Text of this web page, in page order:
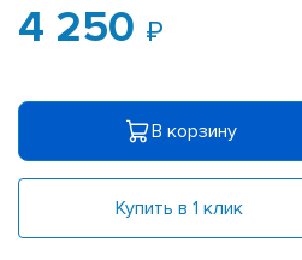
4 250
В корзину
Купить в 1 клик